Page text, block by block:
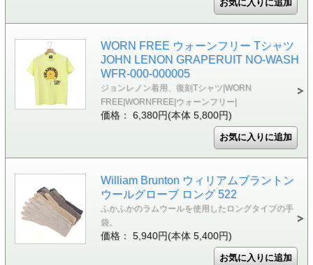
WORN FREE ウォーンフリー Tシャツ
JOHN LENON GRAPERUIT NO-WASH
WFR-000-000005
ジョンレノン着用、復刻Tシャツ|WORN
FREE|WORNFREE|ウォーンフリー|
価格： 6,380円(本体 5,800円)
William Brunton ウィリアムブラントン
ウールグローブ ロング 522
ふかふかのラムウールを使用したロングタイプの手
袋。
価格： 5,940円(本体 5,400円)